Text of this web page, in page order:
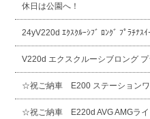
休日は公園へ！
24yV220d ｴｸｽｸﾙｰｼﾌﾞ ﾛﾝｸﾞ ﾌﾟﾗﾁﾅ
V220d エクスクルーシブロング プ
☆祝ご納車 E200 ステーション
☆祝ご納車 E220d AVG AMGラ